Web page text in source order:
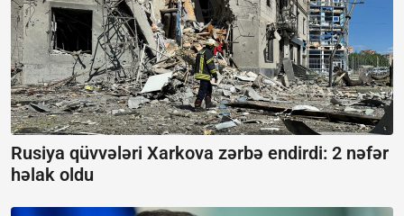
Rusiya qüvvələri Xarkova zərbə endirdi: 2 nəfər
həlak oldu